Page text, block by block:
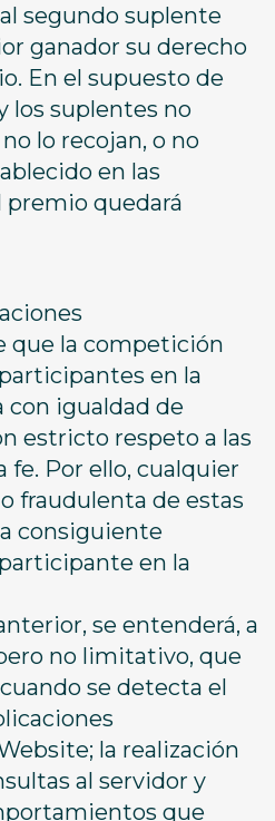
segundo suplente
ganador su derecho
En el supuesto de
los suplentes no
lo recojan, o no
en las
premio quedará
que la competición
en la
con igualdad de
estricto respeto a las
fe. Por ello, cualquier
fraudulenta de estas
consiguiente
en la
se entenderá, a
no limitativo, que
se detecta el
la realización
al servidor y
que